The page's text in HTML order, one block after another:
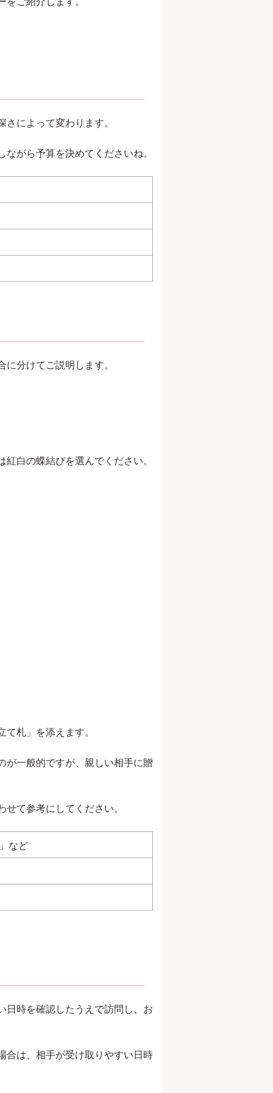
によって変わります。
がら予算を決めてくださいね。
分けてご説明します。
白の蝶結びを選んでください。
札」を添えます。
が一般的ですが、親しい相手に贈
て参考にしてください。
など
日時を確認したうえで訪問し、お
合は、相手が受け取りやすい日時